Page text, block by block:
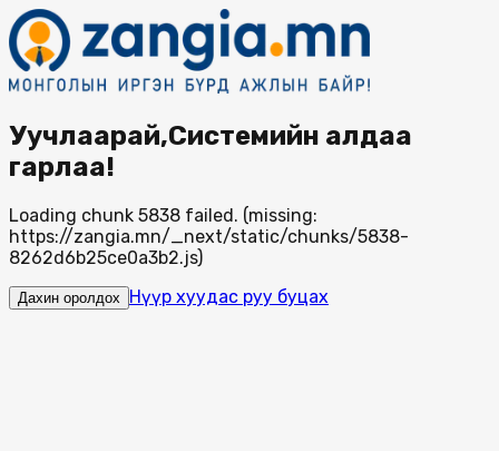
Уучлаарай,Системийн алдаа
гарлаа!
Loading chunk 5838 failed. (missing:
https://zangia.mn/_next/static/chunks/5838-
8262d6b25ce0a3b2.js)
Дахин оролдох Нүүр хуудас руу буцах